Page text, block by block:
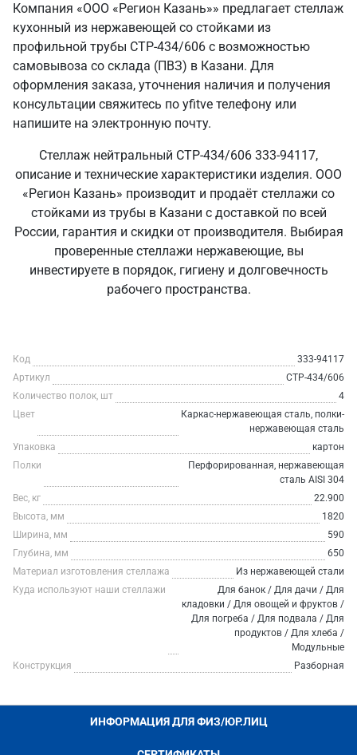
Компания «ООО «Регион Казань»» предлагает стеллаж
кухонный из нержавеющей со стойками из
профильной трубы СТР-434/606 с возможностью
самовывоза со склада (ПВЗ) в Казани. Для
оформления заказа, уточнения наличия и получения
консультации свяжитесь по yfitve телефону или
напишите на электронную почту.
Стеллаж нейтральный СТР-434/606 333-94117,
описание и технические характеристики изделия. ООО
«Регион Казань» производит и продаёт стеллажи со
стойками из трубы в Казани с доставкой по всей
России, гарантия и скидки от производителя. Выбирая
проверенные стеллажи нержавеющие, вы
инвестируете в порядок, гигиену и долговечность
рабочего пространства.
Код
333-94117
Артикул
СТР-434/606
Количество полок, шт
4
Цвет
Каркас-нержавеющая сталь, полки-
нержавеющая сталь
Упаковка
картон
Полки
Перфорированная, нержавеющая
сталь AISI 304
Вес, кг
22.900
Высота, мм
1820
Ширина, мм
590
Глубина, мм
650
Материал изготовления стеллажа
Из нержавеющей стали
Куда используют наши стеллажи
Для банок / Для дачи / Для
кладовки / Для овощей и фруктов /
Для погреба / Для подвала / Для
продуктов / Для хлеба /
Модульные
Конструкция
Разборная
ИНФОРМАЦИЯ ДЛЯ ФИЗ/ЮР.ЛИЦ